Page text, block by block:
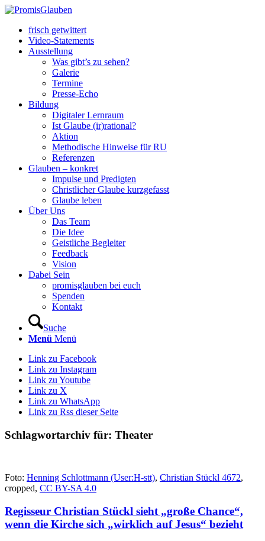
frisch getwittert
Video-Statements
Ausstellung
Was gibt’s zu sehen?
Galerie
Termine
Presse-Echo
Bildung
Digitaler Lernraum
Ist Glaube (ir)rational?
Aktion
Methodische Hinweise für RU
Referenzen
Glauben – konkret
Impulse und Predigten
Christlicher Glaube kurzgefasst
Glaube leben
Über Uns
Das Team
Die Idee
Geistliche Begleiter
Feedback
Vision
Dabei Sein
promisglauben bei euch
Spenden
Kontakt
Suche
Menü Menü
Link zu Facebook
Link zu Instagram
Link zu Youtube
Link zu X
Link zu WhatsApp
Link zu Rss dieser Seite
Schlagwortarchiv für: Theater
Foto: Henning Schlottmann (User:H-stt), Christian Stückl 4672,
cropped, CC BY-SA 4.0
Regisseur Christian Stückl sieht „große Chance“,
wenn die Kirche sich „wirklich auf Jesus“ bezieht